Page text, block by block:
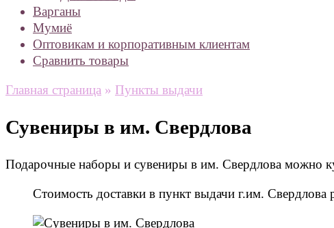
Варганы
Мумиё
Оптовикам и корпоративным клиентам
Сравнить товары
Главная страница » Пункты выдачи
Сувениры в им. Свердлова
Подарочные наборы и сувениры в им. Свердлова можно
Стоимость доставки в пункт выдачи г.им.